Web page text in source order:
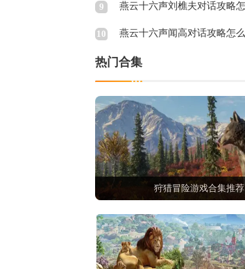
9
10
热门合集
狩猎冒险游戏合集推荐